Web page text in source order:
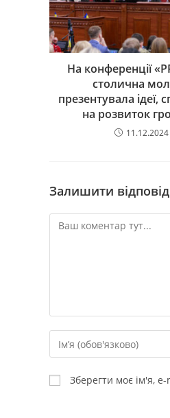
На конференції
столична
презентувала ідеї,
на розвиток
11.12.2024
Залишити
Зберегти моє ім'я,